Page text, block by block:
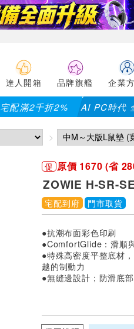
達人開箱 品牌旗艦 企業
宅配滿2千折2% AI PC時代
促 原價 1670 (省
ZOWIE H-SR-
宅配到府 門市取貨
●抗潮布面彩色印刷
●ComfortGlide：滑順
●特殊高密度平整底材
越的制動力
●無縫邊設計；防滑底部